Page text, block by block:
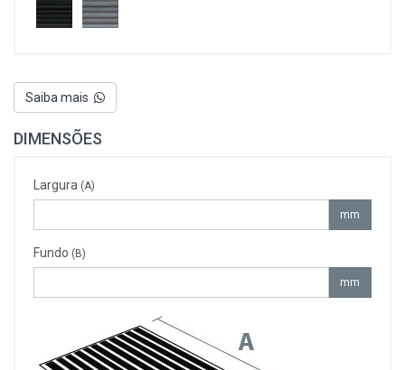
Saiba mais
DIMENSÕES
Largura (A)
mm
Fundo (B)
mm